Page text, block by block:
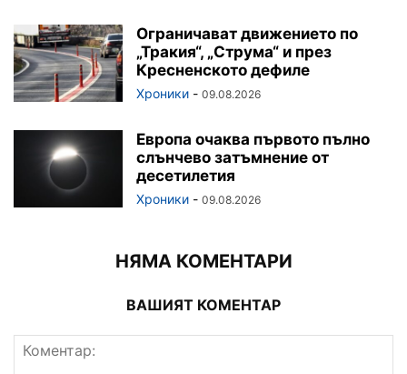
Ограничават движението по
„Тракия“, „Струма“ и през
Кресненското дефиле
Хроники - 09.08.2026
Европа очаква първото пълно
слънчево затъмнение от
десетилетия
Хроники - 09.08.2026
НЯМА КОМЕНТАРИ
ВАШИЯТ КОМЕНТАР